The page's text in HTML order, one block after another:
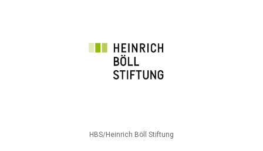
HBS/Heinrich Böll Stiftung